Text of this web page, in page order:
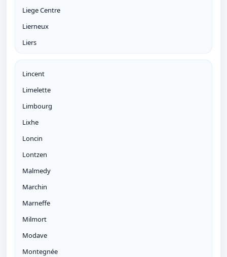
Liege Centre
Lierneux
Liers
Lincent
Limelette
Limbourg
Lixhe
Loncin
Lontzen
Malmedy
Marchin
Marneffe
Milmort
Modave
Montegnée